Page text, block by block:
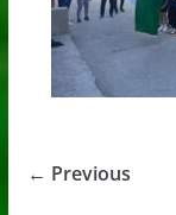
← Previous